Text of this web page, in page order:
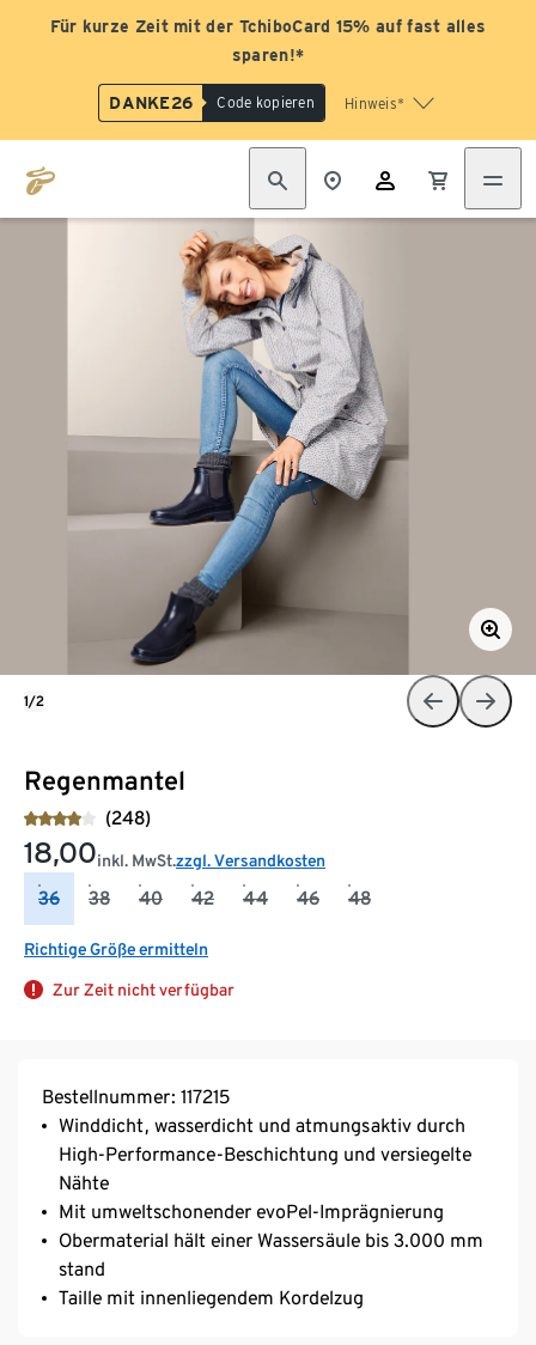
Für kurze Zeit mit der TchiboCard 15% auf fast alles
sparen!*
DANKE26 Code kopieren Hinweis*
Regenmantel
(248)
18,00inkl. MwSt.zzgl. Versandkosten
36 38 40 42 44 46 48
Richtige Größe ermitteln
Zur Zeit nicht verfügbar
1/2
Bestellnummer: 117215
Winddicht, wasserdicht und atmungsaktiv durch
High-Performance-Beschichtung und versiegelte
Nähte
Mit umweltschonender evoPel-Imprägnierung
Obermaterial hält einer Wassersäule bis 3.000 mm
stand
Taille mit innenliegendem Kordelzug